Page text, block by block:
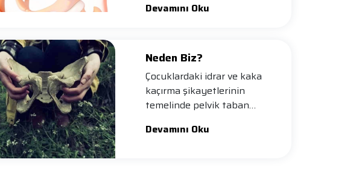
Devamını Oku
Neden Biz?
Çocuklardaki idrar ve kaka
kaçırma şikayetlerinin
temelinde pelvik taban
Devamını Oku